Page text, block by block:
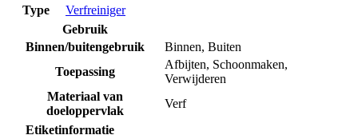
Type
Verfreiniger
Gebruik
Binnen/buitengebruik
Binnen, Buiten
Toepassing
Afbijten, Schoonmaken,
Verwijderen
Materiaal van
doeloppervlak
Verf
Etiketinformatie